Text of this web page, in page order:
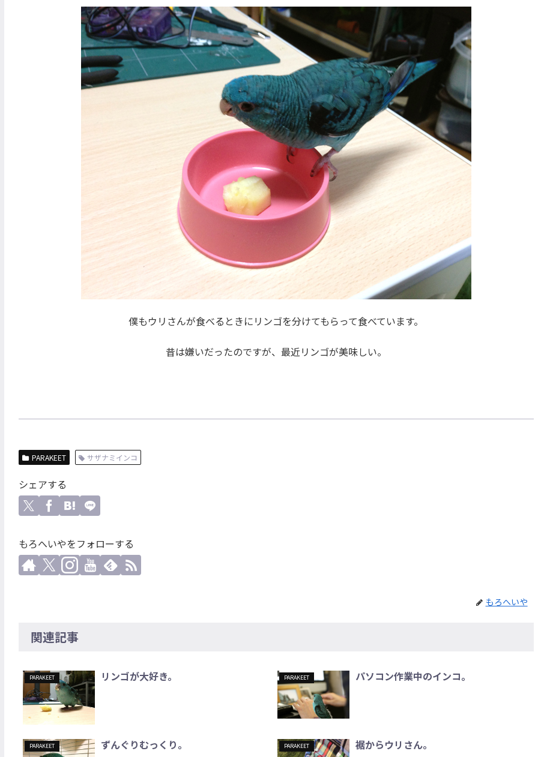
僕もウリさんが食べるときにリンゴを分けてもらって食べています。
昔は嫌いだったのですが、最近リンゴが美味しい。
PARAKEET サザナミインコ
シェアする
もろへいやをフォローする
もろへいや
関連記事
PARAKEET リンゴが大好き。 PARAKEET パソコン作業中のインコ。
PARAKEET ずんぐりむっくり。 PARAKEET 裾からウリさん。